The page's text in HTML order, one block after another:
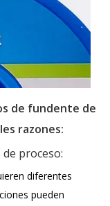
de fundente de
razones:
proceso:
diferentes
pueden